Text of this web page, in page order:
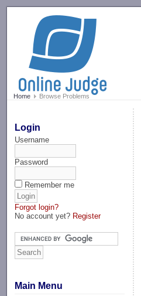
Home Browse Problems
Login
Username
Password
Remember me
Forgot login?
No account yet? Register
Main Menu